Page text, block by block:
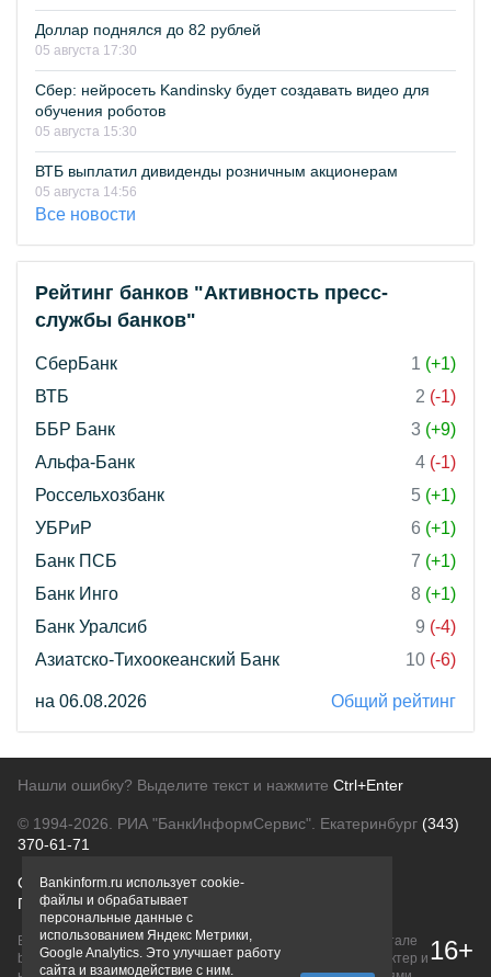
Доллар поднялся до 82 рублей
05 августа 17:30
Сбер: нейросеть Kandinsky будет создавать видео для
обучения роботов
05 августа 15:30
ВТБ выплатил дивиденды розничным акционерам
05 августа 14:56
Все новости
Рейтинг банков "Активность пресс-
службы банков"
СберБанк 1 (+1)
ВТБ
2 (-1)
ББР Банк
3 (+9)
Альфа-Банк
4 (-1)
Россельхозбанк
5 (+1)
УБРиР
6 (+1)
Банк ПСБ
7 (+1)
Банк Инго
8 (+1)
Банк Уралсиб
9 (-4)
Азиатско-Тихоокеанский Банк
10 (-6)
на 06.08.2026 Общий рейтинг
Нашли ошибку? Выделите текст и нажмите Ctrl+Enter
© 1994-2026. РИА "БанкИнформСервис". Екатеринбург (343)
370-61-71
О проектеПолитика конфиденциальности
Правовая информацияДля рекламодателей
Вся информация о продуктах банков, размещенная на портале
bankinform.ru, носит исключительно ознакомительный характер и 16+
Bankinform.ru использует cookie-
файлы и обрабатывает
персональные данные с
использованием Яндекс Метрики,
Google Analytics. Это улучшает работу
сайта и взаимодействие с ним.